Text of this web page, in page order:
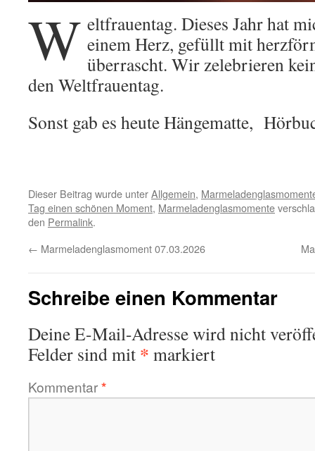
W eltfrauentag. Dieses Jahr hat
einem Herz, gefüllt mit
überrascht. Wir zelebrieren
den Weltfrauentag.
Sonst gab es heute Hängematte,
Dieser Beitrag wurde unterAllgemein,
Tag einen schönen Moment, Marmeladenglasmomente
den Permalink.
← Marmeladenglasmoment 07.03.2026
Schreibe einen Kommentar
Deine E-Mail-Adresse wird nicht
Felder sind mit * markiert
Kommentar*